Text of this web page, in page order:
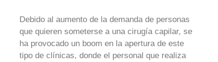
Debido al aumento de la demanda de personas
que quieren someterse a una cirugía capilar, se
ha provocado un boom en la apertura de este
tipo de clínicas, donde el personal que realiza